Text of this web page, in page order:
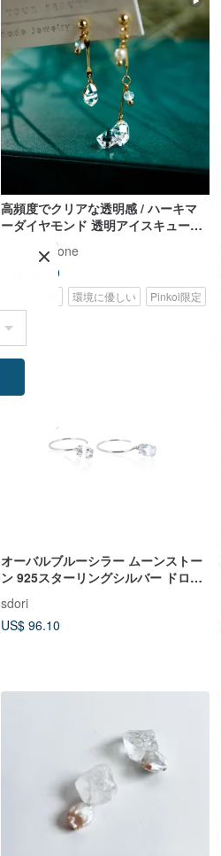
高頻度でクリアな透明感 / ハーキマ
ーダイヤモンド 透明アイスキューブ
ピアス 14K
E moon stone
US$ 30.29
環境に優しい Pinkoi限定
オーバルブルーシラー ムーンストー
ン 925スターリングシルバー ドロッ
プピアス (シルバー/ローズゴールド)
| ムーンストーンコレクション
sdori
US$ 96.10